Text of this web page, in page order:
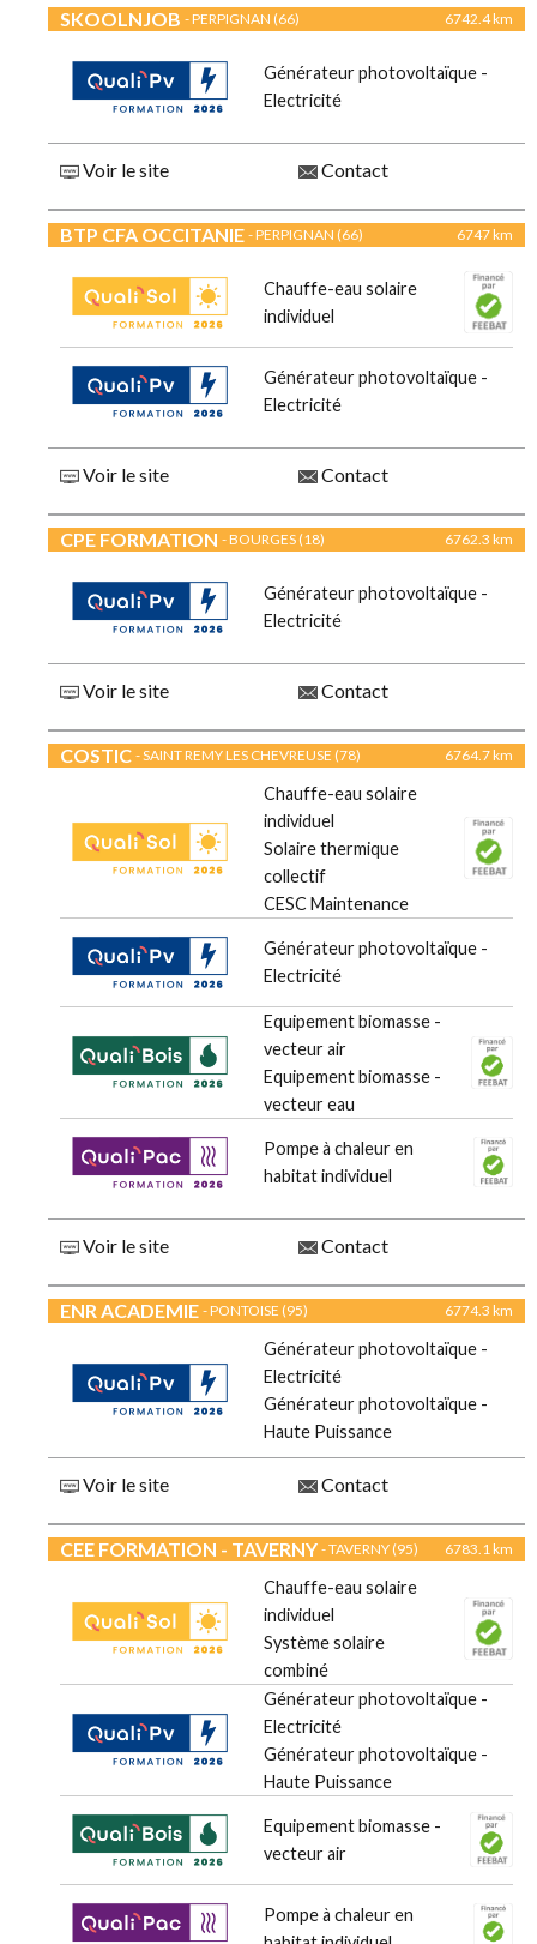
SKOOLNJOB - PERPIGNAN (66) 6742.4 km
Générateur photovoltaïque -
Electricité
Voir le site Contact
BTP CFA OCCITANIE - PERPIGNAN (66) 6747 km
Chauffe-eau solaire
individuel
Générateur photovoltaïque -
Electricité
Voir le site Contact
CPE FORMATION - BOURGES (18) 6762.3 km
Générateur photovoltaïque -
Electricité
Voir le site Contact
COSTIC - SAINT REMY LES CHEVREUSE (78) 6764.7 km
Chauffe-eau solaire
individuel
Solaire thermique
collectif
CESC Maintenance
Générateur photovoltaïque -
Electricité
Equipement biomasse -
vecteur air
Equipement biomasse -
vecteur eau
Pompe à chaleur en
habitat individuel
Voir le site Contact
ENR ACADEMIE - PONTOISE (95) 6774.3 km
Générateur photovoltaïque -
Electricité
Générateur photovoltaïque -
Haute Puissance
Voir le site Contact
CEE FORMATION - TAVERNY - TAVERNY (95) 6783.1 km
Chauffe-eau solaire
individuel
Système solaire
combiné
Générateur photovoltaïque -
Electricité
Générateur photovoltaïque -
Haute Puissance
Equipement biomasse -
vecteur air
Pompe à chaleur en